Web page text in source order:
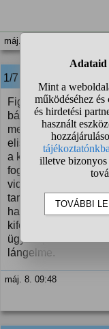
máj. 8. 04:00
1/7
Figyelj, azért a
bárkinek, mert ez a
mellett nem tudok
elismerem, hogy
a könnyed stílust,
fogyaszthatóvá
videói
tartalomgyártás
hatásvadászat is.
kifejezetten
ügyes iparos a
lángelme.
máj. 8. 09:48